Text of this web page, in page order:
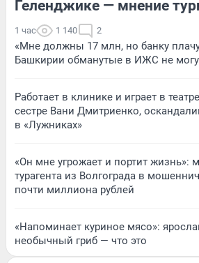
Геленджике — мнение
1 час 1 140 2
«Мне должны 17 млн, но банку
Башкирии обманутые в ИЖС не
Работает в клинике и играет в
сестре Вани Дмитриенко,
в «Лужниках»
«Он мне угрожает и портит жизнь»:
турагента из Волгограда в
почти миллиона рублей
«Напоминает куриное мясо»:
необычный гриб — что это